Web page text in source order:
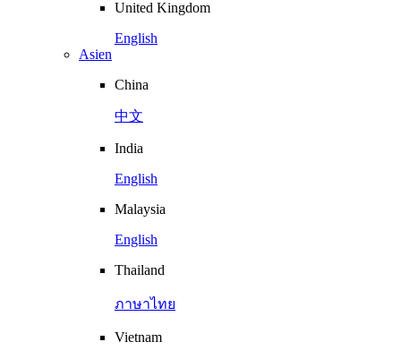
United Kingdom
English
Asien
China
中文
India
English
Malaysia
English
Thailand
ภาษาไทย
Vietnam